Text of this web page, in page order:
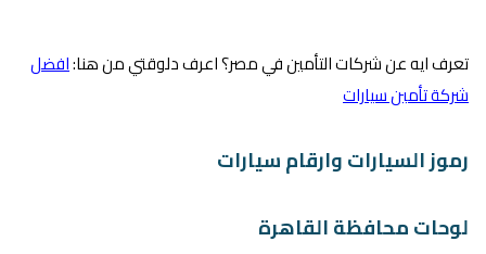
تعرف ايه عن شركات التأمين في مصر؟ اعرف دلوقتي من هنا:افضل
شركة تأمين سيارات
رموز السيارات وارقام سيارات
لوحات محافظة القاهرة